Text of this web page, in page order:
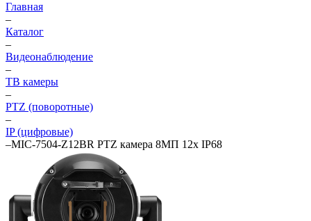
Главная
–
Каталог
–
Видеонаблюдение
–
ТВ камеры
–
PTZ (поворотные)
–
IP (цифровые)
–MIC-7504-Z12BR PTZ камера 8МП 12x IP68